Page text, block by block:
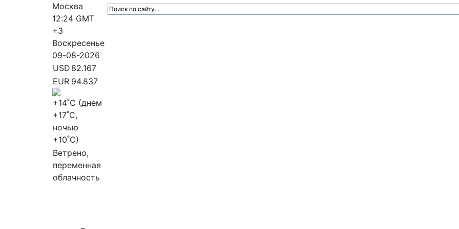
Москва
12:24 GMT
+3
Воскресенье
09-08-2026
USD 82.167
EUR 94.837
+14˚C (днем
+17˚C,
ночью
+10˚C)
Ветрено,
переменная
облачность